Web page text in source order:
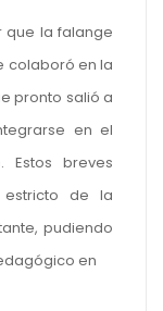
que la falange
colaboró en la
pronto salió a
en el
Estos breves
de la
pudiendo
en